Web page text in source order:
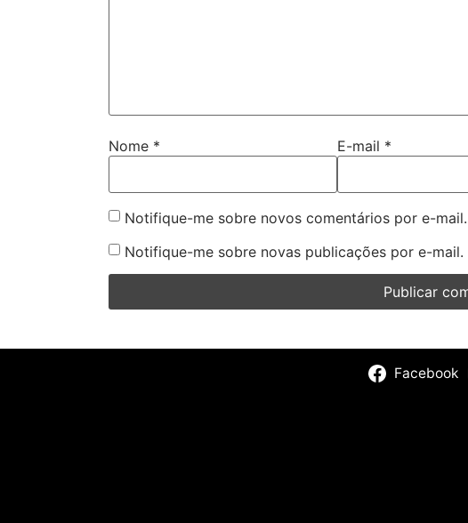
Nome * E-mail *
Notifique-me sobre novos comentários por e-mail.
Notifique-me sobre novas publicações por e-mail.
Facebook